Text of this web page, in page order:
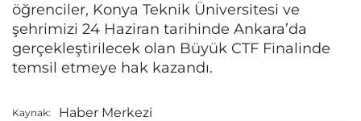
öğrenciler, Konya Teknik Üniversitesi ve
şehrimizi 24 Haziran tarihinde Ankara’da
gerçekleştirilecek olan Büyük CTF Finalinde
temsil etmeye hak kazandı.
Kaynak: Haber Merkezi